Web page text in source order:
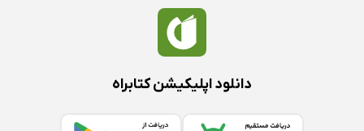
دانلود اپلیکیشن کتابراه